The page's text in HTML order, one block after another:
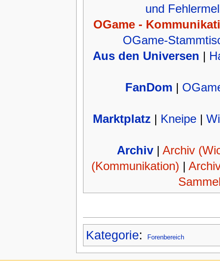
und
OGame -
OGame-
Aus den Universen |
FanDom |
Marktplatz | Kneipe |
Archiv| Archiv
(Kommunikation) |
Kategorie: Forenbereich